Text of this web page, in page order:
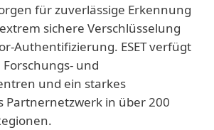
für zuverlässige Erkennung
sichere Verschlüsselung
Authentifizierung. ESET verfügt
und
und ein starkes
Partnernetzwerk in über 200